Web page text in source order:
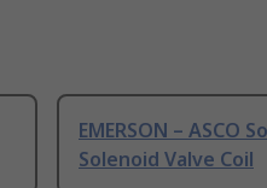
EMERSON – ASCO
Solenoid Valve Coil